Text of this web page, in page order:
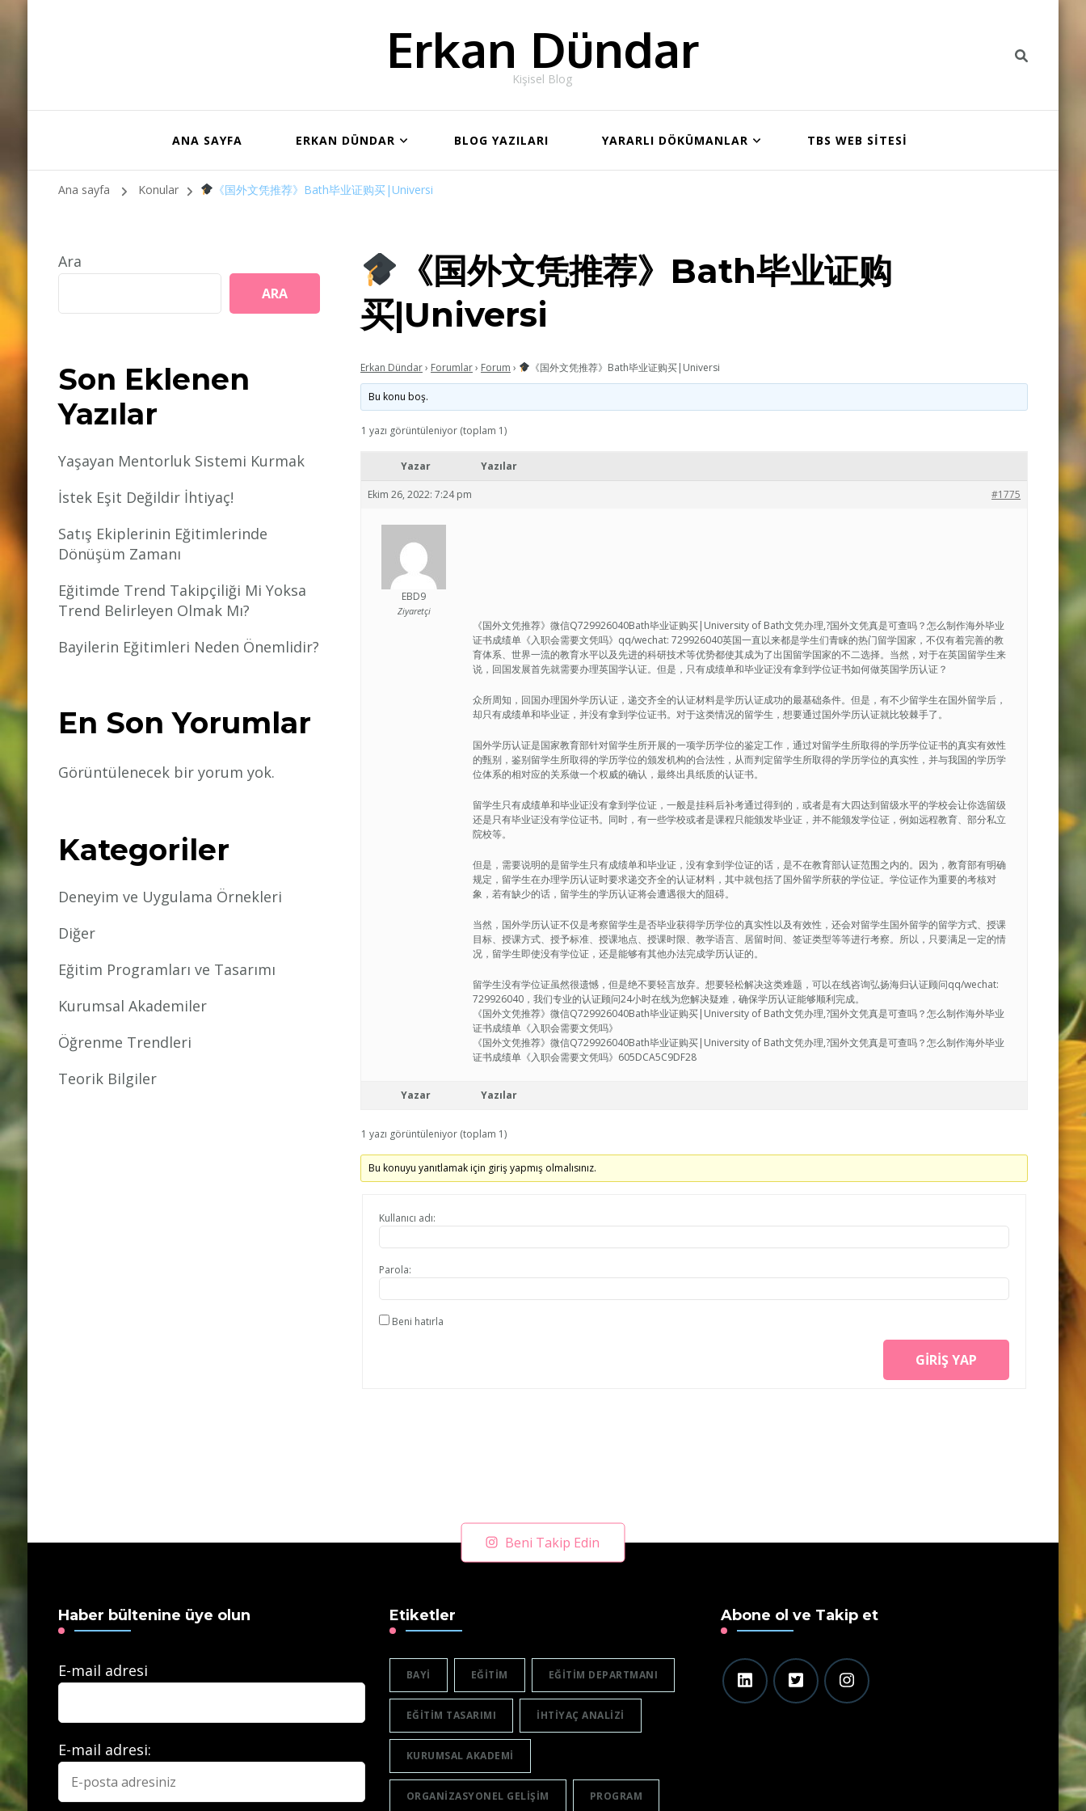
Erkan Dündar
Kişisel Blog
ANA SAYFA ERKAN DÜNDAR BLOG YAZILARI YARARLI DÖKÜMANLAR TBS WEB SİTESİ
Ana sayfa Konular 《国外文凭推荐》Bath毕业证购买|Universi
《国外文凭推荐》Bath毕业证购
买|Universi
Erkan Dündar› Forumlar› Forum › 《国外文凭推荐》Bath毕业证购买|Universi
Bu konu boş.
1 yazı görüntüleniyor (toplam 1)
Yazar Yazılar
Ekim 26, 2022: 7:24 pm #1775
EBD9
Ziyaretçi
《国外文凭推荐》微信Q729926040Bath毕业证购买|University of Bath文凭办理,?国外文凭真是可查吗？怎么制作海外毕业
证书成绩单《入职会需要文凭吗》qq/wechat: 729926040英国一直以来都是学生们青睐的热门留学国家，不仅有着完善的教
育体系、世界一流的教育水平以及先进的科研技术等优势都使其成为了出国留学国家的不二选择。当然，对于在英国留学生来
说，回国发展首先就需要办理英国学认证。但是，只有成绩单和毕业证没有拿到学位证书如何做英国学历认证？
众所周知，回国办理国外学历认证，递交齐全的认证材料是学历认证成功的最基础条件。但是，有不少留学生在国外留学后，
却只有成绩单和毕业证，并没有拿到学位证书。对于这类情况的留学生，想要通过国外学历认证就比较棘手了。
国外学历认证是国家教育部针对留学生所开展的一项学历学位的鉴定工作，通过对留学生所取得的学历学位证书的真实有效性
的甄别，鉴别留学生所取得的学历学位的颁发机构的合法性，从而判定留学生所取得的学历学位的真实性，并与我国的学历学
位体系的相对应的关系做一个权威的确认，最终出具纸质的认证书。
留学生只有成绩单和毕业证没有拿到学位证，一般是挂科后补考通过得到的，或者是有大四达到留级水平的学校会让你选留级
还是只有毕业证没有学位证书。同时，有一些学校或者是课程只能颁发毕业证，并不能颁发学位证，例如远程教育、部分私立
院校等。
但是，需要说明的是留学生只有成绩单和毕业证，没有拿到学位证的话，是不在教育部认证范围之内的。因为，教育部有明确
规定，留学生在办理学历认证时要求递交齐全的认证材料，其中就包括了国外留学所获的学位证。学位证作为重要的考核对
象，若有缺少的话，留学生的学历认证将会遭遇很大的阻碍。
当然，国外学历认证不仅是考察留学生是否毕业获得学历学位的真实性以及有效性，还会对留学生国外留学的留学方式、授课
目标、授课方式、授予标准、授课地点、授课时限、教学语言、居留时间、签证类型等等进行考察。所以，只要满足一定的情
况，留学生即使没有学位证，还是能够有其他办法完成学历认证的。
留学生没有学位证虽然很遗憾，但是绝不要轻言放弃。想要轻松解决这类难题，可以在线咨询弘扬海归认证顾问qq/wechat:
729926040，我们专业的认证顾问24小时在线为您解决疑难，确保学历认证能够顺利完成。
《国外文凭推荐》微信Q729926040Bath毕业证购买|University of Bath文凭办理,?国外文凭真是可查吗？怎么制作海外毕业
证书成绩单《入职会需要文凭吗》
《国外文凭推荐》微信Q729926040Bath毕业证购买|University of Bath文凭办理,?国外文凭真是可查吗？怎么制作海外毕业
证书成绩单《入职会需要文凭吗》605DCA5C9DF28
Yazar Yazılar
1 yazı görüntüleniyor (toplam 1)
Bu konuyu yanıtlamak için giriş yapmış olmalısınız.
Kullanıcı adı:
Parola:
Beni hatırla
GIRIŞ YAP
Ara
ARA
Son Eklenen
Yazılar
Yaşayan Mentorluk Sistemi Kurmak
İstek Eşit Değildir İhtiyaç!
Satış Ekiplerinin Eğitimlerinde
Dönüşüm Zamanı
Eğitimde Trend Takipçiliği Mi Yoksa
Trend Belirleyen Olmak Mı?
Bayilerin Eğitimleri Neden Önemlidir?
En Son Yorumlar
Görüntülenecek bir yorum yok.
Kategoriler
Deneyim ve Uygulama Örnekleri
Diğer
Eğitim Programları ve Tasarımı
Kurumsal Akademiler
Öğrenme Trendleri
Teorik Bilgiler
Beni Takip Edin
Haber bültenine üye olun
E-mail adresi
E-mail adresi:
Etiketler
BAYI EĞITIM EĞITIM DEPARTMANI
EĞITIM TASARIMI IHTIYAÇ ANALIZI
KURUMSAL AKADEMI
ORGANIZASYONEL GELIŞIM PROGRAM
Abone ol ve Takip et